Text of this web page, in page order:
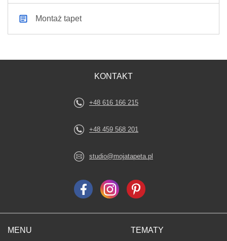
Montaż tapet
MENU TEMATY
KONTAKT
+48 616 166 215
+48 459 568 201
studio@mojatapeta.pl